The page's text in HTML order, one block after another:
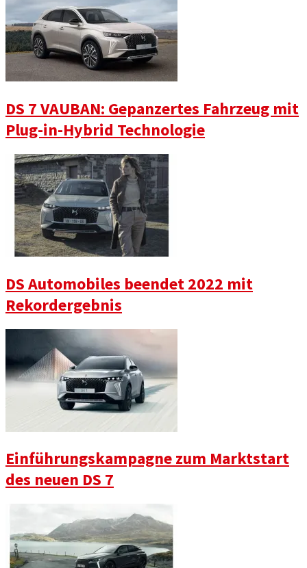
DS 7 VAUBAN: Gepanzertes Fahrzeug mit
Plug-in-Hybrid Technologie
DS Automobiles beendet 2022 mit
Rekordergebnis
Einführungskampagne zum Marktstart
des neuen DS 7